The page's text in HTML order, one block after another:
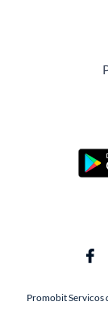
Promobit Servicos